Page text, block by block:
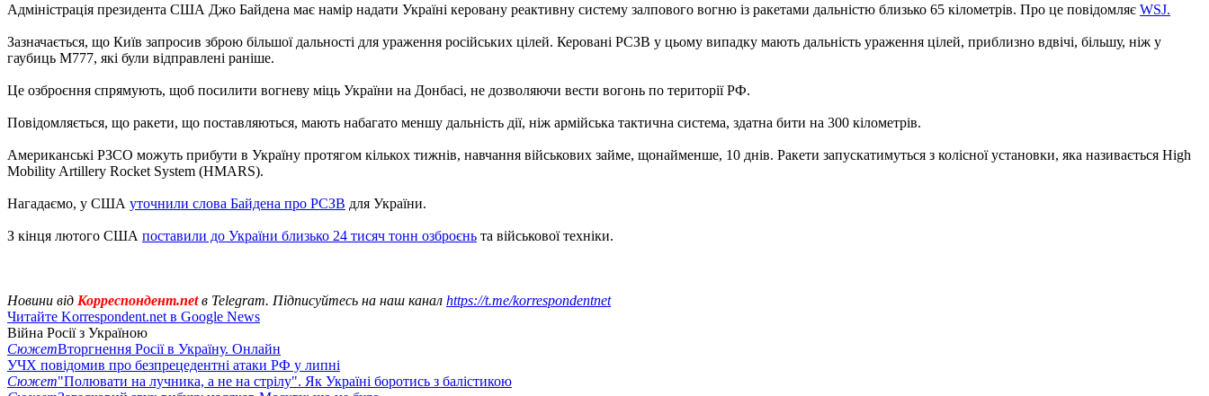
Адміністрація президента США Джо Байдена має намір надати Україні керовану реактивну систему залпового вогню із ракетами дальністю близько 65 кілометрів. Про це повідомляє WSJ.
Зазначається, що Київ запросив зброю більшої дальності для ураження російських цілей. Керовані РСЗВ у цьому випадку мають дальність ураження цілей, приблизно вдвічі, більшу, ніж у
гаубиць M777, які були відправлені раніше.
Це озброєння спрямують, щоб посилити вогневу міць України на Донбасі, не дозволяючи вести вогонь по території РФ.
Повідомляється, що ракети, що поставляються, мають набагато меншу дальність дії, ніж армійська тактична система, здатна бити на 300 кілометрів.
Американські РЗСО можуть прибути в Україну протягом кількох тижнів, навчання військових займе, щонайменше, 10 днів. Ракети запускатимуться з колісної установки, яка називається High
Mobility Artillery Rocket System (HMARS).
Нагадаємо, у США уточнили слова Байдена про РСЗВ для України.
З кінця лютого США поставили до України близько 24 тисяч тонн озброєнь та військової техніки.
Новини від Корреспондент.netв Telegram. Підписуйтесь на наш канал https://t.me/korrespondentnet
Читайте Korrespondent.net в Google News
Війна Росії з Україною
СюжетВторгнення Росії в Україну. Онлайн
УЧХ повідомив про безпрецедентні атаки РФ у липні
Сюжет"Полювати на лучника, а не на стрілу". Як Україні боротись з балістикою